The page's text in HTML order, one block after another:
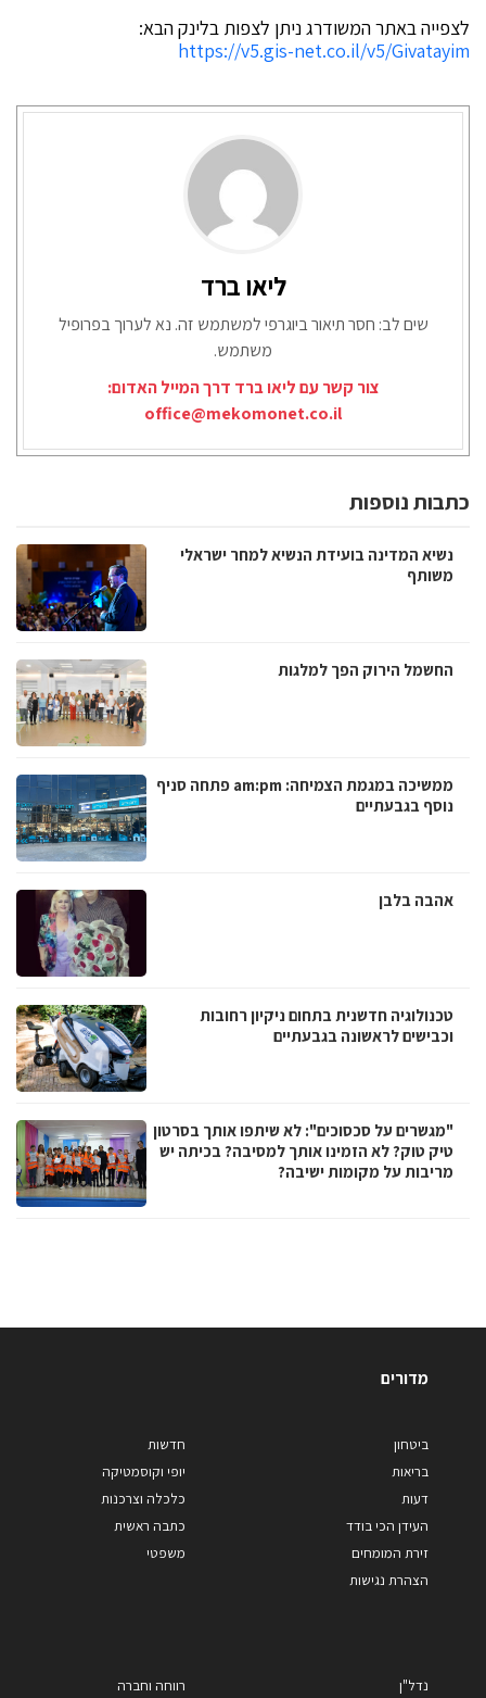
לצפייה באתר המשודרג ניתן לצפות בלינק הבא:
https://v5.gis-net.co.il/v5/Givatayim
ליאו ברד
שים לב: חסר תיאור ביוגרפי למשתמש זה. נא לערוך בפרופיל
משתמש.
צור קשר עם ליאו ברד דרך המייל האדום:
office@mekomonet.co.il
כתבות נוספות
נשיא המדינה בועידת הנשיא למחר ישראלי
משותף
החשמל הירוק הפך למלגות
ממשיכה במגמת הצמיחה: am:pm פתחה סניף
נוסף בגבעתיים
אהבה בלבן
טכנולוגיה חדשנית בתחום ניקיון רחובות
וכבישים לראשונה בגבעתיים
"מגשרים על סכסוכים": לא שיתפו אותך בסרטון
טיק טוק? לא הזמינו אותך למסיבה? בכיתה יש
מריבות על מקומות ישיבה?
מדורים
ביטחון
בריאות
דעות
העידן הכי בודד
זירת המומחים
הצהרת נגישות
חדשות
יופי וקוסמטיקה
כלכלה וצרכנות
כתבה ראשית
משפטי
נדל"ן רווחה וחברה